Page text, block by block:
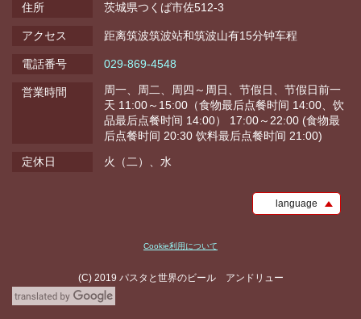
住所 茨城県つくば市佐512-3
アクセス 距离筑波筑波站和筑波山有15分钟车程
電話番号 029-869-4548
営業時間
周一、周二、周四～周日、节假日、节假日前一
天 11:00～15:00（食物最后点餐时间 14:00、饮
品最后点餐时间 14:00） 17:00～22:00 (食物最
后点餐时间 20:30 饮料最后点餐时间 21:00)
定休日
火（二）、水
language
Cookie利用について
(C) 2019 パスタと世界のビール アンドリュー